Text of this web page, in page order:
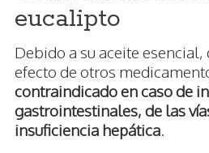
eucalipto
Debido a su aceite esencial,
efecto de otros
contraindicado en caso de
gastrointestinales, de las
insuficiencia hepática